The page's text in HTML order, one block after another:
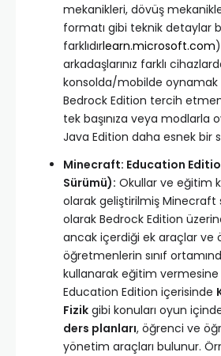
mekanikleri, dövüş
formatı gibi teknik detaylar
farklıdırlearn.microsoft.com
arkadaşlarınız farklı
konsolda/mobilde oynamak
Bedrock Edition tercih
tek başınıza veya modlarla
Java Edition daha esnek bir
Minecraft: Education
Sürümü): Okullar ve eğitim
olarak geliştirilmiş Minecraft
olarak Bedrock Edition
ancak içerdiği ek araçlar ve
öğretmenlerin sınıf
kullanarak eğitim vermesine
Education Edition içerisinde
Fizik gibi konuları oyun
ders planları, öğrenci ve
yönetim araçları bulunur.